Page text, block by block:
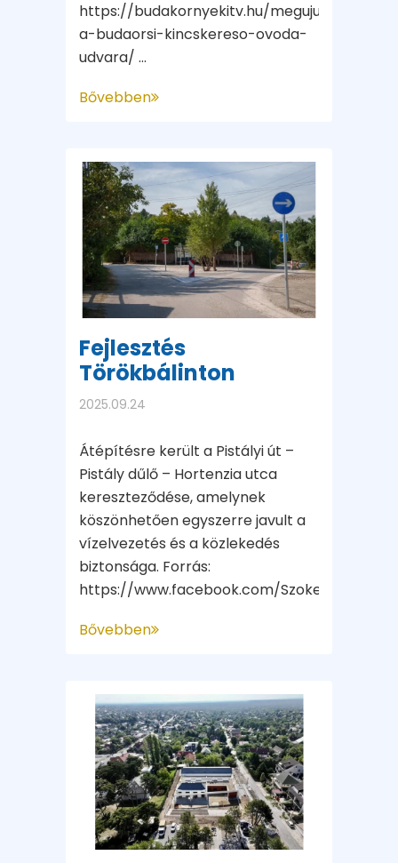
https://budakornyekitv.hu/megujult-
a-budaorsi-kincskereso-ovoda-
udvara/ ...
Bővebben
Fejlesztés
Törökbálinton
2025.09.24
Átépítésre került a Pistályi út –
Pistály dűlő – Hortenzia utca
kereszteződése, amelynek
köszönhetően egyszerre javult a
vízelvezetés és a közlekedés
biztonsága. Forrás:
https://www.facebook.com/
Bővebben